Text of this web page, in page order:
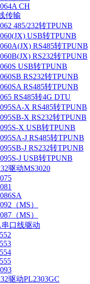
CH
传输
485/232转TPUNB
USB转TPUNB
RS485转TPUNB
RS232转TPUNB
USB转TPUNB
RS232转TPUNB
RS485转TPUNB
RS485转4G DTU
X RS485转TPUNB
X RS232转TPUNB
X USB转TPUNB
J RS485转TPUNB
J RS232转TPUNB
J USB转TPUNB
驱动MS3020
（MS）
（MS）
口线驱动
驱动PL2303GC